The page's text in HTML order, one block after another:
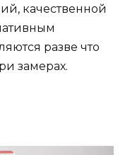
качественной
разве что
замерах.